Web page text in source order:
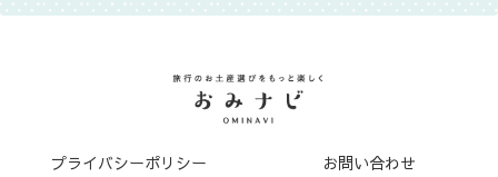
プライバシーポリシー お問い合わせ